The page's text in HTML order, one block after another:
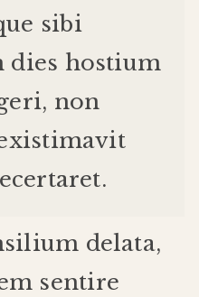
sibi
dies hostium
, non
.
delata,
sentire